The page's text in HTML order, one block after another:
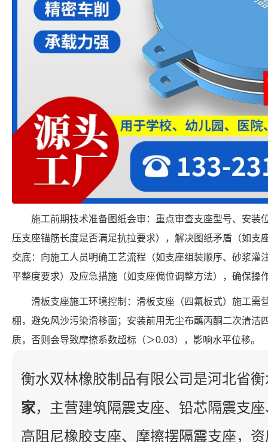
施工前期技术准备图纸会审：重点审查支座型号、安装
压支座锚筋长度是否满足抗拉要求），解决图纸矛盾（如支
交底：向施工人员明确工艺流程（如支座组装顺序、砂浆灌
平整度要求）及应急措施（如支座偏位调整方法），确保操
滑板支座施工环境控制：滑板支座（四氟板式）施工
棚，避免风沙污染滑移面；安装前用无尘布蘸丙酮二次清洁
质，否则会导致摩擦系数超标（＞0.03），影响水平位移。
衡水双林橡胶制品有限公司是河北省
家，主营建筑隔震支座、铅芯隔震支
高阻尼橡胶支座、摩擦摆隔震支座，